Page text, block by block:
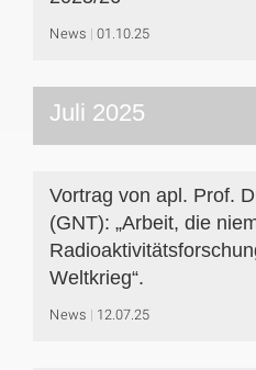
News 01.10.25
Juli 2025
Vortrag von apl. Prof.
(GNT): „Arbeit, die
Weltkrieg“.
News 12.07.25